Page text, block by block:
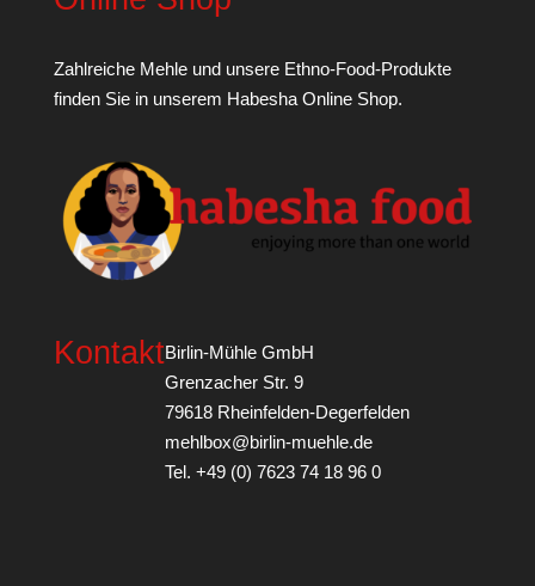
Zahlreiche Mehle und unsere Ethno-Food-Produkte
finden Sie in unserem Habesha Online Shop.
KontaktBirlin-Mühle GmbH
Grenzacher Str. 9
79618 Rheinfelden-Degerfelden
mehlbox@birlin-muehle.de
Tel. +49 (0) 7623 74 18 96 0